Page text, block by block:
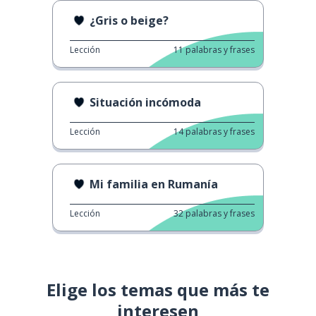
¿Gris o beige?
Lección 11palabras y frases
Situación incómoda
Lección 14palabras y frases
Mi familia en Rumanía
Lección 32palabras y frases
Elige los temas que más te
interesen